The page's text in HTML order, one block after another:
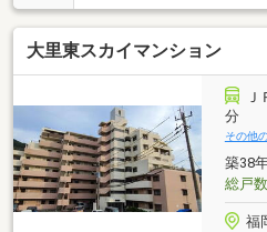
す○ちょっとしたお買い
まとめ買いに便利なドラ
す○食材の買い出しに便
日々のお買い物に困りま
大里東スカイマンション
分
その他
築38
総戸数
福